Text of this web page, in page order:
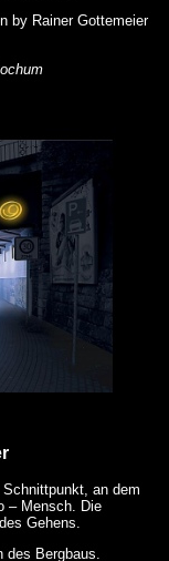
by Rainer Gottemeier
an dem
– Mensch. Die
Gehens.
des Bergbaus.